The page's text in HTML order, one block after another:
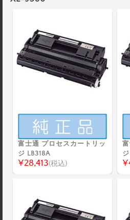
富士通 プロセスカートリッ
ジ LB318A
¥28,413(税込)